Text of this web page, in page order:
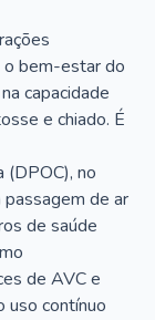
o bem-estar do
capacidade
e chiado. É
(DPOC), no
passagem de ar
de saúde
de AVC e
uso contínuo